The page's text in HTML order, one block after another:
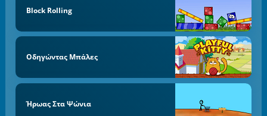
Block Rolling
Οδηγώντας Μπάλες
Ήρωας Στα Ψώνια